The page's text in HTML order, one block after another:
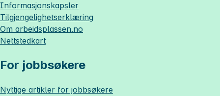
Informasjonskapsler
Tilgjengelighetserklæring
Om arbeidsplassen.no
Nettstedkart
For jobbsøkere
Nyttige artikler for jobbsøkere